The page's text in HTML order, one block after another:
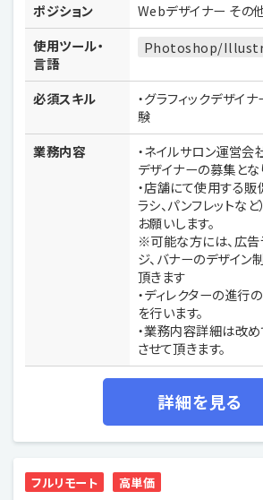
ポジション
Webデザイナー その
使用ツール・
言語
Photoshop/
必須スキル
・グラフィックデザイ
験
業務内容
・ネイルサロン運営会
デザイナーの募集とな
・店舗にて使用する販
ラシ、パンフレットな
お願いします。
※可能な方には、広告
ジ、バナーのデザイン
頂きます
・ディレクターの進行
を行います。
・業務内容詳細は改
させて頂きます。
詳細を見る
フルリモート 高単価